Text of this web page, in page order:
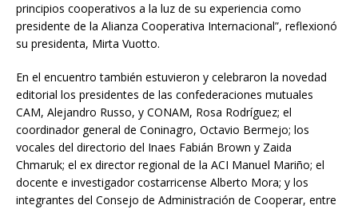
principios cooperativos a la luz de su experiencia como
presidente de la Alianza Cooperativa Internacional”, reflexionó
su presidenta, Mirta Vuotto.
En el encuentro también estuvieron y celebraron la novedad
editorial los presidentes de las confederaciones mutuales
CAM, Alejandro Russo, y CONAM, Rosa Rodríguez; el
coordinador general de Coninagro, Octavio Bermejo; los
vocales del directorio del Inaes Fabián Brown y Zaida
Chmaruk; el ex director regional de la ACI Manuel Mariño; el
docente e investigador costarricense Alberto Mora; y los
integrantes del Consejo de Administración de Cooperar, entre